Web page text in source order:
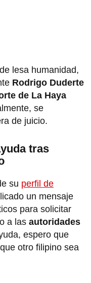
lesa humanidad,
Rodrigo Duderte
de La Haya
se
de juicio.
tras
su perfil de
un mensaje
para solicitar
a las autoridades
espero que
otro filipino sea